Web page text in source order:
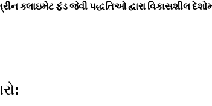
ક્લાઇમેટ ફંડ જેવી પદ્ધતિઓ દ્વારા વિકાસશીલ